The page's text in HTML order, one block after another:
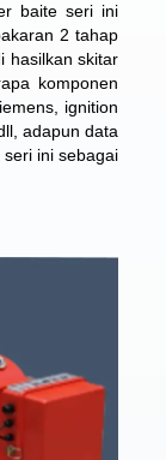
baite seri ini
2 tahap
hasilkan skitar
komponen
ignition
adapun data
ini sebagai